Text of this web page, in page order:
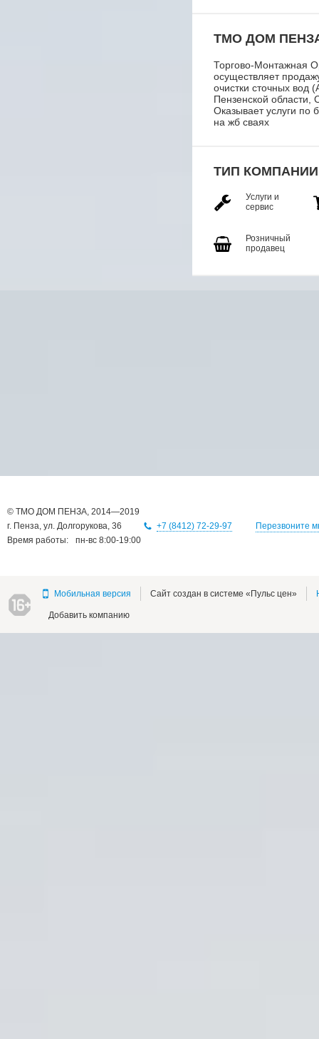
ТМО ДOM
Торгово-Монтажная
осуществляет
очистки сточных вод
Пензенской области,
Оказывает услуги по
на жб сваях
ТИП КОМПАНИИ
Услуги и
сервис
Розничный
продавец
© ТМО ДOM ПЕНЗА, 2014—2019
г. Пенза, ул. Долгорукова, 36 +7 (8412) 72-29-97
Перезвоните
Время работы:
пн-вс 8:00-19:00
16+
Мобильная версия Сайт создан в системе «Пульс цен»
Добавить компанию